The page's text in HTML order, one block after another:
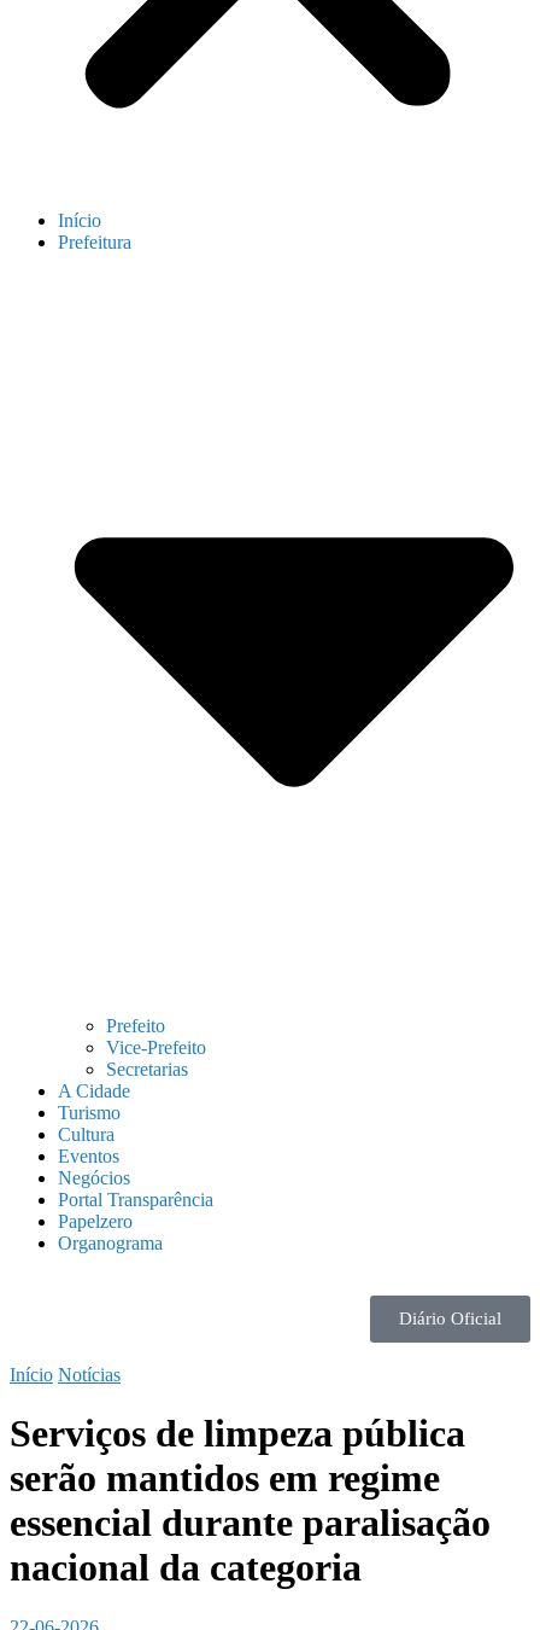
Início
Prefeitura
Prefeito
Vice-Prefeito
Secretarias
A Cidade
Turismo
Cultura
Eventos
Negócios
Portal Transparência
Papelzero
Organograma
Diário Oficial
Início Notícias
Serviços de limpeza pública
serão mantidos em regime
essencial durante paralisação
nacional da categoria